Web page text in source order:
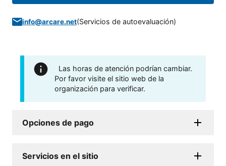
info@arcare.net(Servicios de autoevaluación)
Las horas de atención podrían cambiar.
Por favor visite el sitio web de la
organización para verificar.
Opciones de pago
Servicios en el sitio